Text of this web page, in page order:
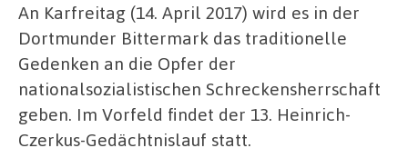
An Karfreitag (14. April 2017) wird es in der
Dortmunder Bittermark das traditionelle
Gedenken an die Opfer der
nationalsozialistischen Schreckensherrschaft
geben. Im Vorfeld findet der 13. Heinrich-
Czerkus-Gedächtnislauf statt.